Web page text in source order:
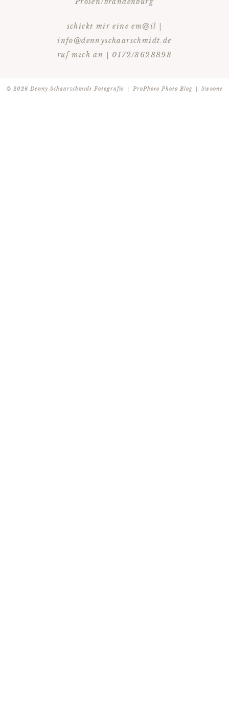
schickt mir eine em@il |
info@dennyschaarschmidt.de
ruf mich an | 0172/3628893
© 2026 Denny Schaarschmidt Fotografie | ProPhoto Photo Blog | Swoone